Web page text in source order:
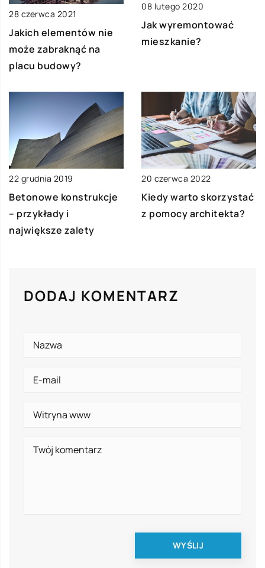
28 czerwca 2021
Jakich elementów nie
może zabraknąć na
placu budowy?
08 lutego 2020
Jak wyremontować
mieszkanie?
22 grudnia 2019
Betonowe konstrukcje
– przykłady i
największe zalety
20 czerwca 2022
Kiedy warto skorzystać
z pomocy architekta?
DODAJ KOMENTARZ